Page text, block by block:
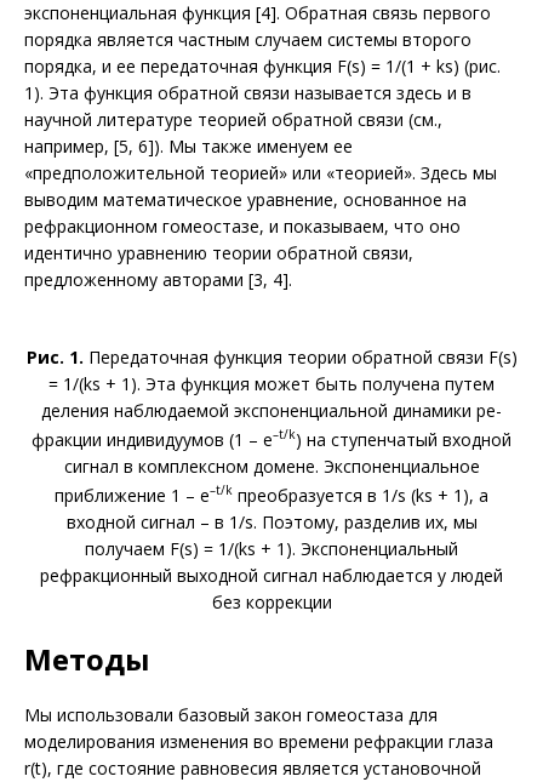
экспоненциальная функция [4]. Обратная связь первого
порядка является частным случаем системы второго
порядка, и ее передаточная функция F(s) = 1/(1 + ks) (рис.
1). Эта функция обратной связи называется здесь и в
научной литературе теорией обратной связи (см.,
например, [5, 6]). Мы также именуем ее
«предположительной теорией» или «теорией». Здесь мы
выводим математическое уравнение, основанное на
рефракционном гомеостазе, и показываем, что оно
идентично уравнению теории обратной связи,
предложенному авторами [3, 4].
Рис. 1. Передаточная функция теории обратной связи F(s)
= 1/(ks + 1). Эта функция может быть получена путем
деления наблюдаемой экспоненциальной динамики ре­
фракции индивидуумов (1 – e–t/k) на ступенчатый входной
сигнал в комплексном домене. Экспоненциальное
приближение 1 – e–t/k преобразуется в 1/s (ks + 1), а
входной сигнал – в 1/s. Поэтому, разделив их, мы
получаем F(s) = 1/(ks + 1). Экспоненциальный
рефракционный выходной сигнал наблюдается у людей
без коррекции
Методы
Мы использовали базовый закон гомеостаза для
моделирования изменения во времени рефракции глаза
r(t), где состояние равновесия является установочной